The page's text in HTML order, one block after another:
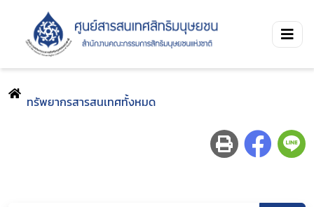
ทรัพยากรสารสนเทศทั้งหมด